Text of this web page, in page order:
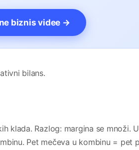
biznis videe →
bilans.
klada. Razlog: margina se množi.
Pet mečeva u kombinu = pet